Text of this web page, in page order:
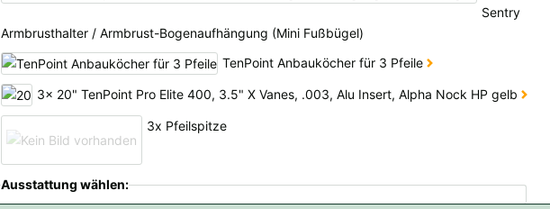
Sentry
Armbrusthalter / Armbrust-Bogenaufhängung (Mini Fußbügel)
TenPoint Anbauköcher für 3 Pfeile
3x 20" TenPoint Pro Elite 400, 3.5" X Vanes, .003, Alu Insert, Alpha Nock HP gelb
3x Pfeilspitze
Ausstattung wählen: